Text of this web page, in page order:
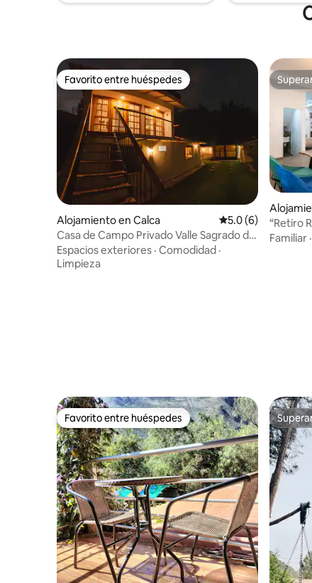
Favorito entre huéspedes
Favorito entre huéspedes
Alojamiento en Calca Calificación
5.0 (6)
Casa de Campo Privado Valle Sagrado de
los Incas
Espacios exteriores · Comodidad ·
Limpieza
“Retiro
Familiar ·
Favorito entre huéspedes
Favorito entre huéspedes